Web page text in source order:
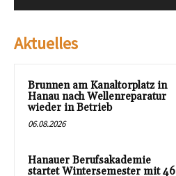
Aktuelles
Brunnen am Kanaltorplatz in
Hanau nach Wellenreparatur
wieder in Betrieb
06.08.2026
Hanauer Berufsakademie
startet Wintersemester mit 46